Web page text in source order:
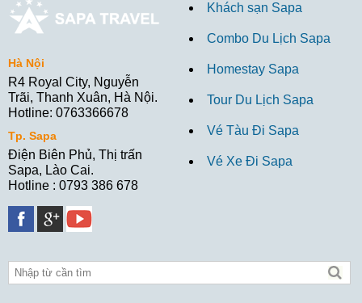
Hà Nội
R4 Royal City, Nguyễn
Trãi, Thanh Xuân, Hà Nội.
Hotline: 0763366678
Tp. Sapa
Điện Biên Phủ, Thị trấn
Sapa, Lào Cai.
Hotline : 0793 386 678
Khách sạn Sapa
Combo Du Lịch Sapa
Homestay Sapa
Tour Du Lịch Sapa
Vé Tàu Đi Sapa
Vé Xe Đi Sapa